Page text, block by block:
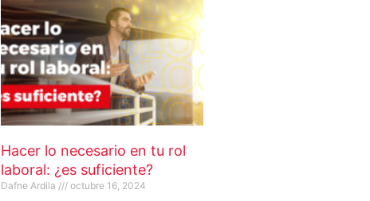
Hacer lo necesario en tu rol
laboral: ¿es suficiente?
Dafne Ardila octubre 16, 2024